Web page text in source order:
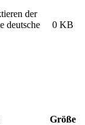
der
deutsche
0 KB
Größe